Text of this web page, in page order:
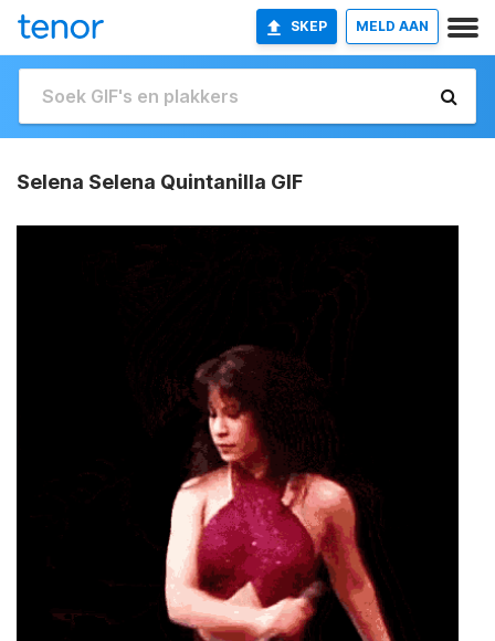
SKEP MELD AAN
Selena Selena Quintanilla GIF